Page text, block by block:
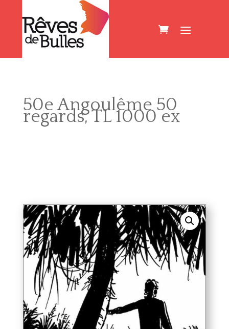
50e Angoulême 50
regards, TL 1000 ex